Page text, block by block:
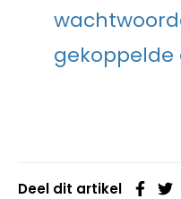
gekoppelde
Deel dit artikel